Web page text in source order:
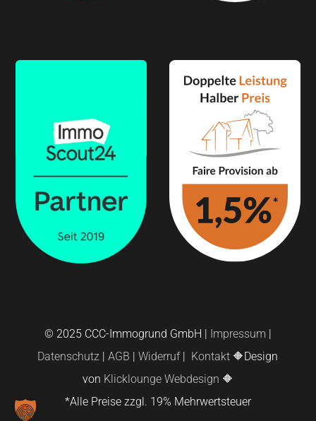
© 2025 CCC-Immogrund GmbH | Impressum |
Datenschutz |AGB |Widerruf| Kontakt 🔶Design
von Klicklounge Webdesign 🔶
*Alle Preise zzgl. 19% Mehrwertsteuer